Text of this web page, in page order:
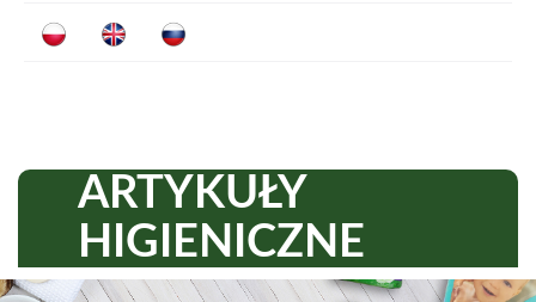
ARTYKUŁY
HIGIENICZNE